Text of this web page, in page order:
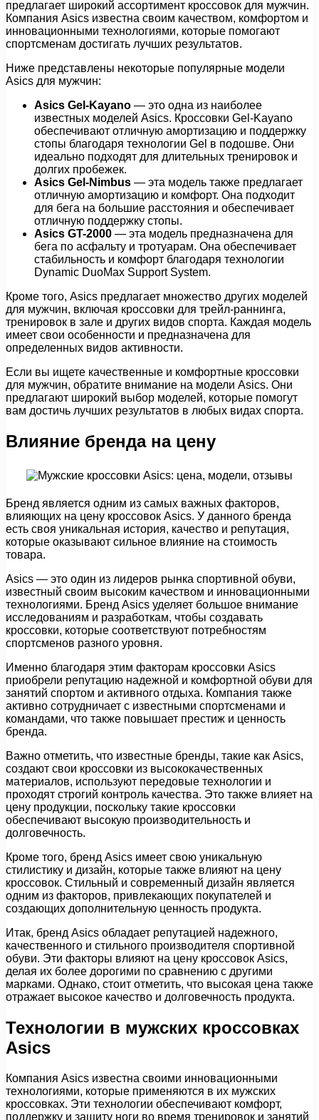
предлагает широкий ассортимент кроссовок для мужчин.
Компания Asics известна своим качеством, комфортом и
инновационными технологиями, которые помогают
спортсменам достигать лучших результатов.
Ниже представлены некоторые популярные модели
Asics для мужчин:
Asics Gel-Kayano — это одна из наиболее
известных моделей Asics. Кроссовки Gel-Kayano
обеспечивают отличную амортизацию и поддержку
стопы благодаря технологии Gel в подошве. Они
идеально подходят для длительных тренировок и
долгих пробежек.
Asics Gel-Nimbus — эта модель также предлагает
отличную амортизацию и комфорт. Она подходит
для бега на большие расстояния и обеспечивает
отличную поддержку стопы.
Asics GT-2000 — эта модель предназначена для
бега по асфальту и тротуарам. Она обеспечивает
стабильность и комфорт благодаря технологии
Dynamic DuoMax Support System.
Кроме того, Asics предлагает множество других моделей
для мужчин, включая кроссовки для трейл-раннинга,
тренировок в зале и других видов спорта. Каждая модель
имеет свои особенности и предназначена для
определенных видов активности.
Если вы ищете качественные и комфортные кроссовки
для мужчин, обратите внимание на модели Asics. Они
предлагают широкий выбор моделей, которые помогут
вам достичь лучших результатов в любых видах спорта.
Влияние бренда на цену
Бренд является одним из самых важных факторов,
влияющих на цену кроссовок Asics. У данного бренда
есть своя уникальная история, качество и репутация,
которые оказывают сильное влияние на стоимость
товара.
Asics — это один из лидеров рынка спортивной обуви,
известный своим высоким качеством и инновационными
технологиями. Бренд Asics уделяет большое внимание
исследованиям и разработкам, чтобы создавать
кроссовки, которые соответствуют потребностям
спортсменов разного уровня.
Именно благодаря этим факторам кроссовки Asics
приобрели репутацию надежной и комфортной обуви для
занятий спортом и активного отдыха. Компания также
активно сотрудничает с известными спортсменами и
командами, что также повышает престиж и ценность
бренда.
Важно отметить, что известные бренды, такие как Asics,
создают свои кроссовки из высококачественных
материалов, используют передовые технологии и
проходят строгий контроль качества. Это также влияет на
цену продукции, поскольку такие кроссовки
обеспечивают высокую производительность и
долговечность.
Кроме того, бренд Asics имеет свою уникальную
стилистику и дизайн, которые также влияют на цену
кроссовок. Стильный и современный дизайн является
одним из факторов, привлекающих покупателей и
создающих дополнительную ценность продукта.
Итак, бренд Asics обладает репутацией надежного,
качественного и стильного производителя спортивной
обуви. Эти факторы влияют на цену кроссовок Asics,
делая их более дорогими по сравнению с другими
марками. Однако, стоит отметить, что высокая цена также
отражает высокое качество и долговечность продукта.
Технологии в мужских кроссовках
Asics
Компания Asics известна своими инновационными
технологиями, которые применяются в их мужских
кроссовках. Эти технологии обеспечивают комфорт,
поддержку и защиту ноги во время тренировок и занятий